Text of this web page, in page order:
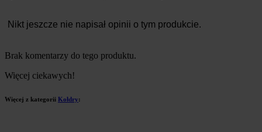
Nikt jeszcze nie napisał opinii o tym produkcie.
Brak komentarzy do tego produktu.
Więcej ciekawych!
Więcej z kategorii Kołdry: